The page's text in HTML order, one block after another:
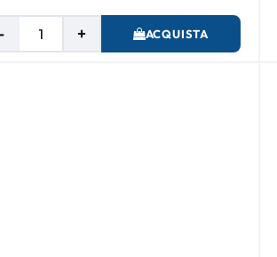
Quantità ACQUISTA